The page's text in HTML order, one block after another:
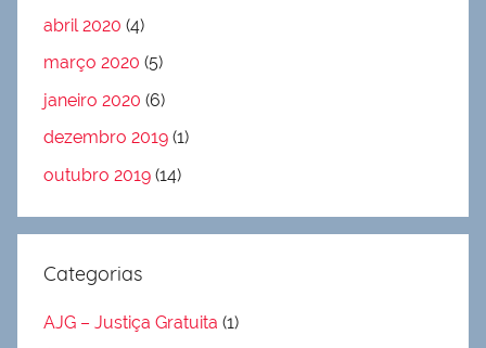
abril 2020 (4)
março 2020 (5)
janeiro 2020 (6)
dezembro 2019 (1)
outubro 2019 (14)
Categorias
AJG – Justiça Gratuita (1)